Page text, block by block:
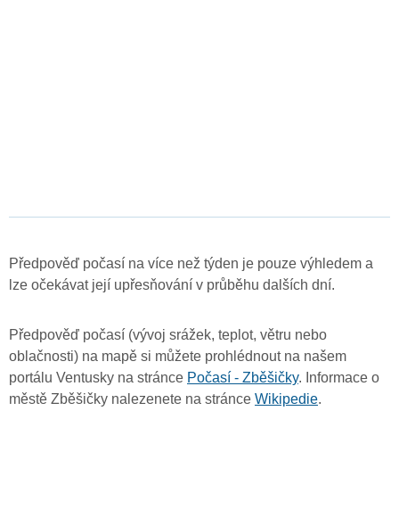
Předpověď počasí na více než týden je pouze výhledem a
lze očekávat její upřesňování v průběhu dalších dní.
Předpověď počasí (vývoj srážek, teplot, větru nebo
oblačnosti) na mapě si můžete prohlédnout na našem
portálu Ventusky na stránce Počasí - Zběšičky. Informace o
městě Zběšičky nalezenete na stránce Wikipedie.